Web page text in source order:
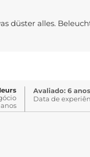
düster alles.
Avaliado: 6
Data de